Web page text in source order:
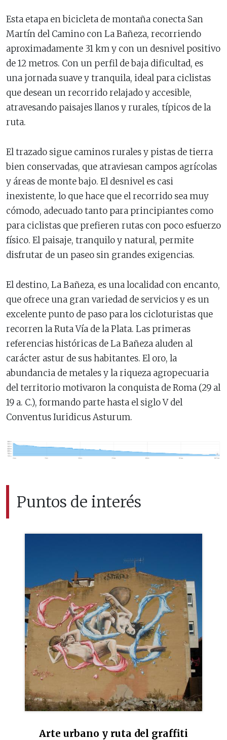
Esta etapa en bicicleta de montaña conecta San
Martín del Camino con La Bañeza, recorriendo
aproximadamente 31 km y con un desnivel positivo
de 12 metros. Con un perfil de baja dificultad, es
una jornada suave y tranquila, ideal para ciclistas
que desean un recorrido relajado y accesible,
atravesando paisajes llanos y rurales, típicos de la
ruta.
El trazado sigue caminos rurales y pistas de tierra
bien conservadas, que atraviesan campos agrícolas
y áreas de monte bajo. El desnivel es casi
inexistente, lo que hace que el recorrido sea muy
cómodo, adecuado tanto para principiantes como
para ciclistas que prefieren rutas con poco esfuerzo
físico. El paisaje, tranquilo y natural, permite
disfrutar de un paseo sin grandes exigencias.
El destino, La Bañeza, es una localidad con encanto,
que ofrece una gran variedad de servicios y es un
excelente punto de paso para los cicloturistas que
recorren la Ruta Vía de la Plata. Las primeras
referencias históricas de La Bañeza aluden al
carácter astur de sus habitantes. El oro, la
abundancia de metales y la riqueza agropecuaria
del territorio motivaron la conquista de Roma (29 al
19 a. C.), formando parte hasta el siglo V del
Conventus Iuridicus Asturum.
Puntos de interés
Arte urbano y ruta del graffiti